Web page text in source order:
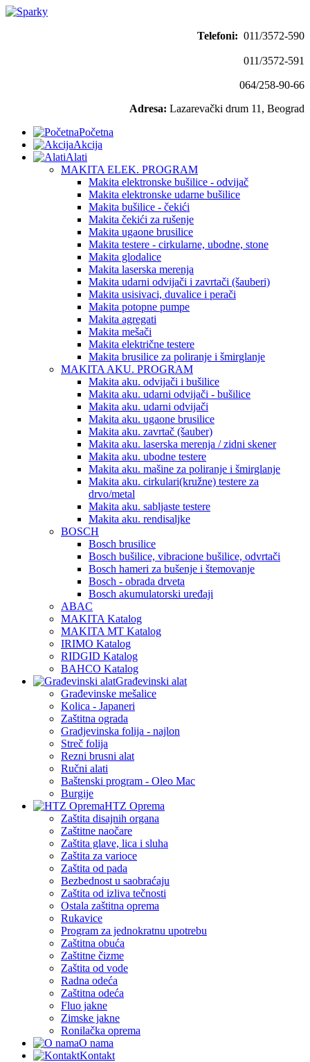
Telefoni: 011/3572-590
011/3572-591
064/258-90-66
Adresa: Lazarevački drum 11, Beograd
Početna
Akcija
Alati
MAKITA ELEK. PROGRAM
Makita elektronske bušilice - odvijač
Makita elektronske udarne bušilice
Makita bušilice - čekići
Makita čekići za rušenje
Makita ugaone brusilice
Makita testere - cirkularne, ubodne, stone
Makita glodalice
Makita laserska merenja
Makita udarni odvijači i zavrtači (šauberi)
Makita usisivaci, duvalice i perači
Makita potopne pumpe
Makita agregati
Makita mešači
Makita električne testere
Makita brusilice za poliranje i šmirglanje
MAKITA AKU. PROGRAM
Makita aku. odvijači i bušilice
Makita aku. udarni odvijači - bušilice
Makita aku. udarni odvijači
Makita aku. ugaone brusilice
Makita aku. zavrtač (šauber)
Makita aku. laserska merenja / zidni skener
Makita aku. ubodne testere
Makita aku. mašine za poliranje i šmirglanje
Makita aku. cirkulari(kružne) testere za
drvo/metal
Makita aku. sabljaste testere
Makita aku. rendisaljke
BOSCH
Bosch brusilice
Bosch bušilice, vibracione bušilice, odvrtači
Bosch hameri za bušenje i štemovanje
Bosch - obrada drveta
Bosch akumulatorski uređaji
ABAC
MAKITA Katalog
MAKITA MT Katalog
IRIMO Katalog
RIDGID Katalog
BAHCO Katalog
Građevinski alat
Građevinske mešalice
Kolica - Japaneri
Zaštitna ograda
Gradjevinska folija - najlon
Streč folija
Rezni brusni alat
Ručni alati
Baštenski program - Oleo Mac
Burgije
HTZ Oprema
Zaštita disajnih organa
Zaštitne naočare
Zaštita glave, lica i sluha
Zaštita za varioce
Zaštita od pada
Bezbednost u saobraćaju
Zaštita od izliva tečnosti
Ostala zaštitna oprema
Rukavice
Program za jednokratnu upotrebu
Zaštitna obuća
Zaštitne čizme
Zaštita od vode
Radna odeća
Zaštitna odeća
Fluo jakne
Zimske jakne
Ronilačka oprema
O nama
Kontakt